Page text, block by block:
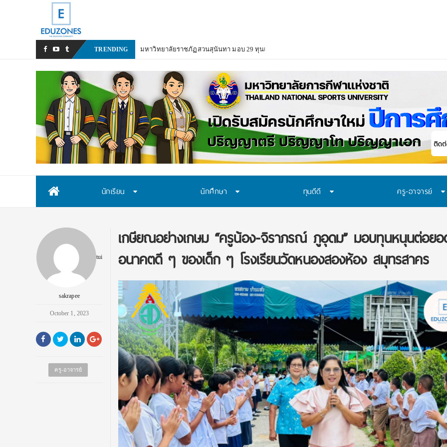
TRENDING มหาวิทยาลัยราชภัฏสวนสุนันทา มอบ 29 ทุนแบบต่อเนื่องตลอดหลักสูตร สนับสนุนเยาวชนเรียนจนจบ สร้างโอก
นักเรียน นักศึกษา ทุนดีดี ครู-อาจารย์
tui
sakrapee
October 1, 2023
ครู-อาจารย์
เกษียณอย่างเกษม “ครูน้อง-จิราภรณ์ ภูอุดม” มอบทุนหนุนต่อย
อนาคตดี ๆ ของเด็ก ๆ โรงเรียนวัดหนองสองห้อง สมุทรสาคร